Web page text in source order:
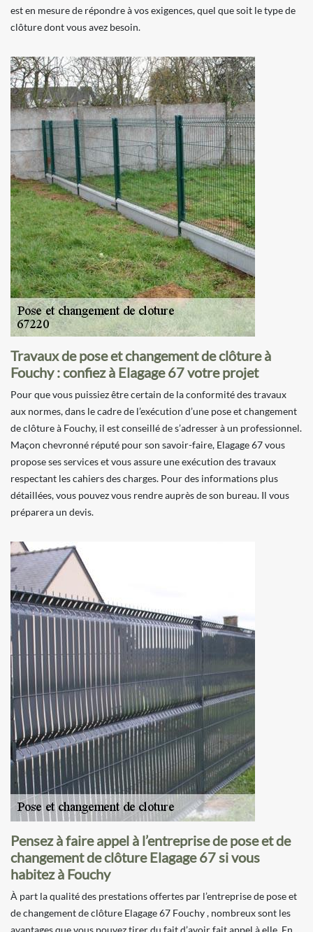
est en mesure de répondre à vos exigences, quel que soit le type de
clôture dont vous avez besoin.
Travaux de pose et changement de clôture à
Fouchy : confiez à Elagage 67 votre projet
Pour que vous puissiez être certain de la conformité des travaux
aux normes, dans le cadre de l’exécution d’une pose et changement
de clôture à Fouchy, il est conseillé de s’adresser à un professionnel.
Maçon chevronné réputé pour son savoir-faire, Elagage 67 vous
propose ses services et vous assure une exécution des travaux
respectant les cahiers des charges. Pour des informations plus
détaillées, vous pouvez vous rendre auprès de son bureau. Il vous
préparera un devis.
Pensez à faire appel à l’entreprise de pose et de
changement de clôture Elagage 67 si vous
habitez à Fouchy
À part la qualité des prestations offertes par l’entreprise de pose et
de changement de clôture Elagage 67 Fouchy , nombreux sont les
avantages que vous pouvez tirer du fait d’avoir fait appel à elle. En